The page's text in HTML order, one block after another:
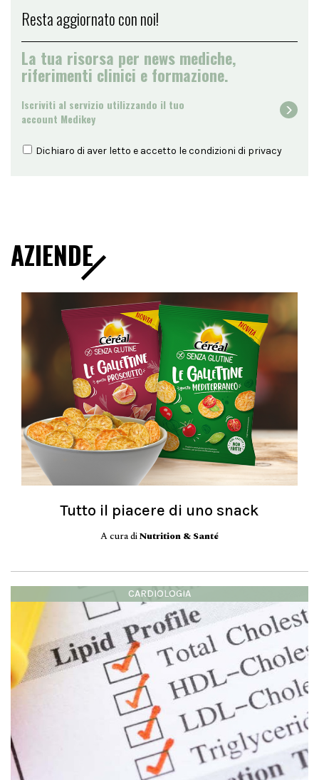
Resta aggiornato con noi!
La tua risorsa per news mediche,
riferimenti clinici e formazione.
Iscriviti al servizio utilizzando il tuo
account Medikey
Dichiaro di aver letto e accetto le condizioni di privacy
AZIENDE
Tutto il piacere di uno snack
A cura diNutrition & Santé
CARDIOLOGIA